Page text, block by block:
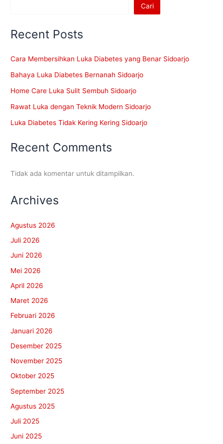
Cari
Recent Posts
Cara Membersihkan Luka Diabetes yang Benar Sidoarjo
Bahaya Luka Diabetes Bernanah Sidoarjo
Home Care Luka Sulit Sembuh Sidoarjo
Rawat Luka dengan Teknik Modern Sidoarjo
Luka Diabetes Tidak Kering Kering Sidoarjo
Recent Comments
Tidak ada komentar untuk ditampilkan.
Archives
Agustus 2026
Juli 2026
Juni 2026
Mei 2026
April 2026
Maret 2026
Februari 2026
Januari 2026
Desember 2025
November 2025
Oktober 2025
September 2025
Agustus 2025
Juli 2025
Juni 2025